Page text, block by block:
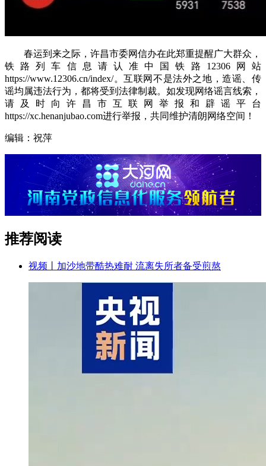
春运到来之际，许昌市委网信办在此郑重提醒广大群众，
铁路列车信息请认准中国铁路12306网站
https://www.12306.cn/index/。互联网不是法外之地，造谣、传
谣均属违法行为，都将受到法律制裁。如发现网络谣言线索，
请及时向许昌市互联网举报和辟谣平台
https://xc.henanjubao.com进行举报，共同维护清朗网络空间！
编辑：祝萍
推荐阅读
视频丨加沙地带酷热难耐 流离失所者备受煎熬